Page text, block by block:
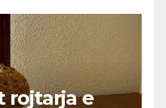
rojtarja e